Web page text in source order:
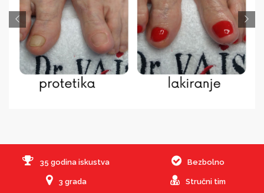
35 godina iskustva Bezbolno
3 grada Stručni tim